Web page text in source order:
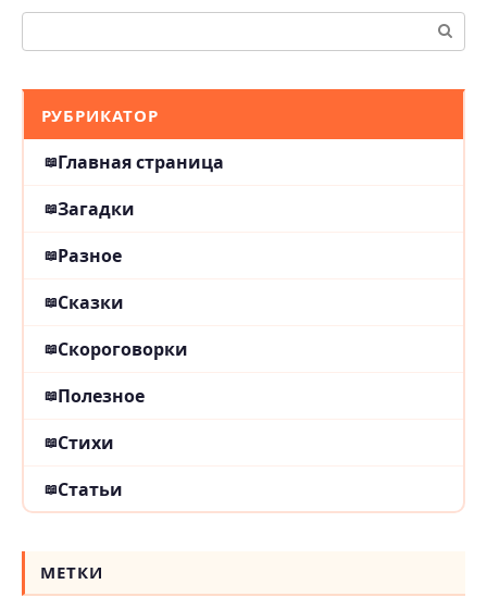
Поиск:
РУБРИКАТОР
Главная страница
Загадки
Разное
Сказки
Скороговорки
Полезное
Стихи
Статьи
МЕТКИ